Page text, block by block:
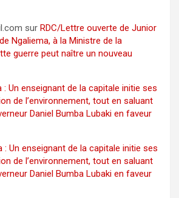
sur RDC/Lettre ouverte de Junior
Ngaliema, à la Ministre de la
guerre peut naître un nouveau
: Un enseignant de la capitale initie ses
de l’environnement, tout en saluant
Daniel Bumba Lubaki en faveur
: Un enseignant de la capitale initie ses
de l’environnement, tout en saluant
Daniel Bumba Lubaki en faveur